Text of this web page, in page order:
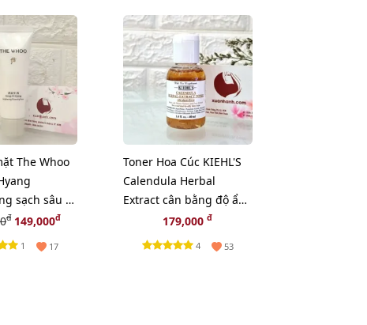
The Whoo
sạch sâu và
da, 40ml
đ149,000đ
1 17
Toner Hoa Cúc KIEHL'S
Calendula Herbal
Extract cân bằng độ ẩm
và sạch sâu - 40ml
179,000đ
4 53